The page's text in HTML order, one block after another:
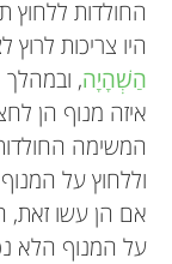
החולדות
היו צריכות
הַשְׁהָיָה, ובמהלך
איזה מנוף הן
המשימה
וללחוץ על
אם הן עשו זאת,
על המנוף הלא